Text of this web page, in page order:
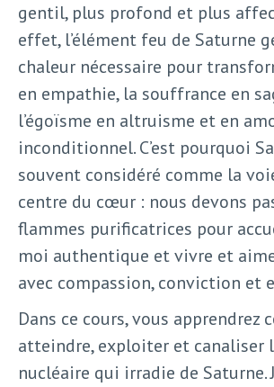
gentil, plus profond et plus
effet, l’élément feu de Saturne
chaleur nécessaire pour
en empathie, la souffrance en
l’égoïsme en altruisme et en
inconditionnel. C’est pourquoi
souvent considéré comme la
centre du cœur : nous devons
flammes purificatrices pour
moi authentique et vivre et
avec compassion, conviction et
Dans ce cours, vous apprendrez
atteindre, exploiter et canaliser
nucléaire qui irradie de Saturne.